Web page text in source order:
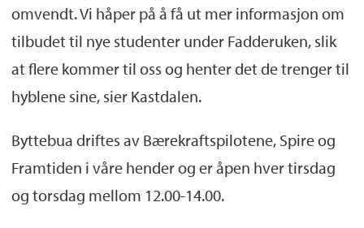
På Instagram:byttebuabergen
omvendt. Vi håper på å få ut mer informasjon om
tilbudet til nye studenter under Fadderuken, slik
at flere kommer til oss og henter det de trenger til
hyblene sine, sier Kastdalen.
Byttebua driftes av Bærekraftspilotene, Spire og
Framtiden i våre hender og er åpen hver tirsdag
og torsdag mellom 12.00-14.00.